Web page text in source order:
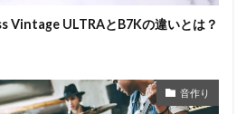
Vintage ULTRAとB7Kの違いとは？
音作り